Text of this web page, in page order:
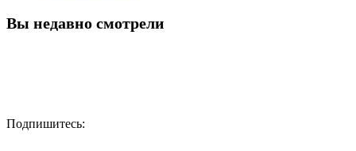
Вы недавно смотрели
Подпишитесь: